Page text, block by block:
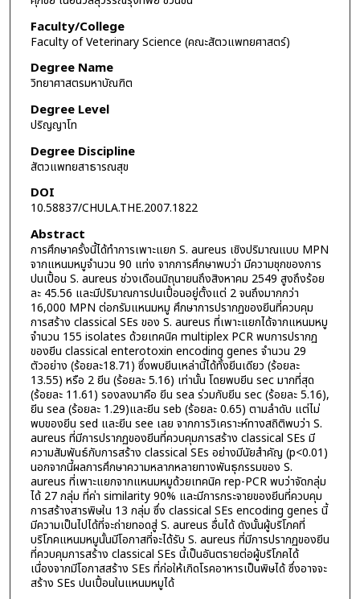
Faculty/College
Faculty of Veterinary Science (คณะสัตวแพทยศาสตร์)
Degree Name
วิทยาศาสตรมหาบัณฑิต
Degree Level
ปริญญาโท
Degree Discipline
สัตวแพทยสาธารณสุข
DOI
10.58837/CHULA.THE.2007.1822
Abstract
การศึกษาครั้งนี้ได้ทำการเพาะแยก S. aureus เชิงปริมาณแบบ MPN
จากแหนมหมูจำนวน 90 แท่ง จากการศึกษาพบว่า มีความชุกของการ
ปนเปื้อน S. aureus ช่วงเดือนมิถุนายนถึงสิงหาคม 2549 สูงถึงร้อย
ละ 45.56 และมีปริมาณการปนเปื้อนอยู่ตั้งแต่ 2 จนถึงมากกว่า
16,000 MPN ต่อกรัมแหนมหมู ศึกษาการปรากฏของยีนที่ควบคุม
การสร้าง classical SEs ของ S. aureus ที่เพาะแยกได้จากแหนมหมู
จำนวน 155 isolates ด้วยเทคนิค multiplex PCR พบการปรากฏ
ของยีน classical enterotoxin encoding genes จำนวน 29
ตัวอย่าง (ร้อยละ18.71) ซึ่งพบยีนเหล่านี้ได้ทั้งยีนเดียว (ร้อยละ
13.55) หรือ 2 ยีน (ร้อยละ 5.16) เท่านั้น โดยพบยีน sec มากที่สุด
(ร้อยละ 11.61) รองลงมาคือ ยีน sea ร่วมกับยีน sec (ร้อยละ 5.16),
ยีน sea (ร้อยละ 1.29)และยีน seb (ร้อยละ 0.65) ตามลำดับ แต่ไม่
พบของยีน sed และยีน see เลย จากการวิเคราะห์ทางสถิติพบว่า S.
aureus ที่มีการปรากฏของยีนที่ควบคุมการสร้าง classical SEs มี
ความสัมพันธ์กับการสร้าง classical SEs อย่างมีนัยสำคัญ (p<0.01)
นอกจากนี้ผลการศึกษาความหลากหลายทางพันธุกรรมของ S.
aureus ที่เพาะแยกจากแหนมหมูด้วยเทคนิค rep-PCR พบว่าจัดกลุ่ม
ได้ 27 กลุ่ม ที่ค่า similarity 90% และมีการกระจายของยีนที่ควบคุม
การสร้างสารพิษใน 13 กลุ่ม ซึ่ง classical SEs encoding genes นี้
มีความเป็นไปได้ที่จะถ่ายทอดสู่ S. aureus อื่นได้ ดังนั้นผู้บริโภคที่
บริโภคแหนมหมูนั้นมีโอกาสที่จะได้รับ S. aureus ที่มีการปรากฏของยีน
ที่ควบคุมการสร้าง classical SEs นี้เป็นอันตรายต่อผู้บริโภคได้
เนื่องจากมีโอกาสสร้าง SEs ที่ก่อให้เกิดโรคอาหารเป็นพิษได้ ซึ่งอาจจะ
สร้าง SEs ปนเปื้อนในแหนมหมูได้